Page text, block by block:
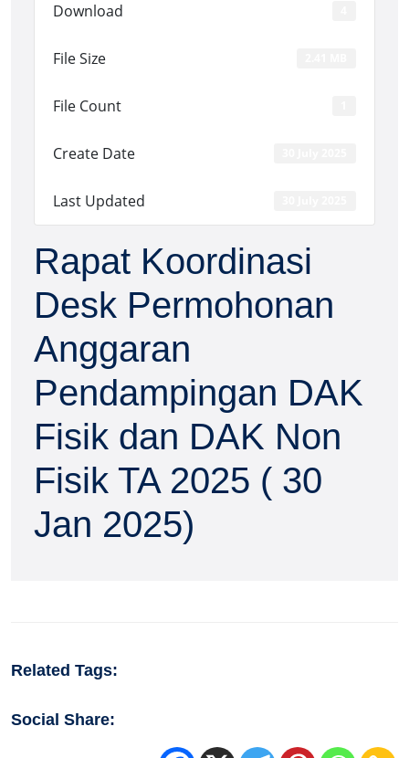
Download
File Size
File Count
Create Date
Last Updated
Rapat Koordinasi
Desk Permohonan
Anggaran
Pendampingan DAK
Fisik dan DAK Non
Fisik TA 2025 ( 30
Jan 2025)
Related Tags:
Social Share: